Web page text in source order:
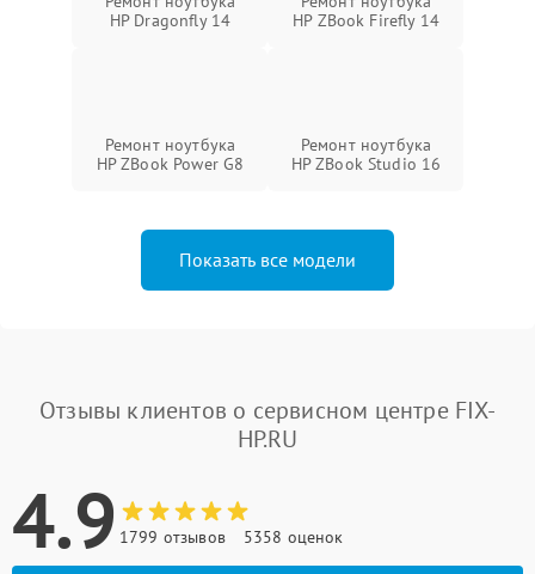
HP Dragonfly 14
HP ZBook Firefly 14
Ремонт ноутбука
HP ZBook Power G8
Ремонт ноутбука
HP ZBook Studio 16
Показать все модели
Отзывы клиентов о сервисном центре FIX-
HP.RU
4.9 1799 отзывов 5358 оценок